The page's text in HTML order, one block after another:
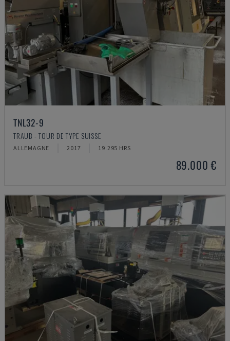
TNL32-9
TRAUB - TOUR DE TYPE SUISSE
ALLEMAGNE 2017 19.295 HRS
89.000 €